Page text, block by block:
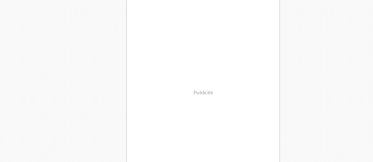
Publicité